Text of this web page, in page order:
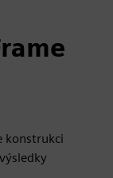
konstrukci